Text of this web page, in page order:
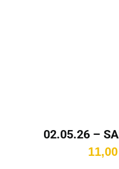
02.05.26 –
11,00